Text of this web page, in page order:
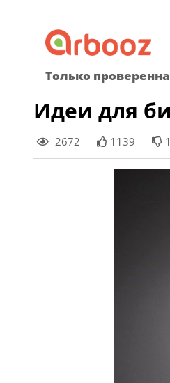
content
Только
Идеи для
2672 1139